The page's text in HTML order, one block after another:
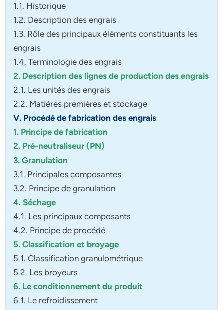
1.1. Historique
1.2. Description des engrais
1.3. Rôle des principaux éléments constituants les
engrais
1.4. Terminologie des engrais
2. Description des lignes de production des engrais
2.1. Les unités des engrais
2.2. Matières premières et stockage
V. Procédé de fabrication des engrais
1. Principe de fabrication
2. Pré-neutraliseur (PN)
3. Granulation
3.1. Principales composantes
3.2. Principe de granulation
4. Séchage
4.1. Les principaux composants
4.2. Principe de procédé
5. Classification et broyage
5.1. Classification granulométrique
5.2. Les broyeurs
6. Le conditionnement du produit
6.1. Le refroidissement